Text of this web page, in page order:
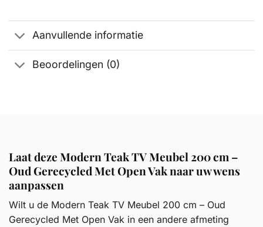
Aanvullende informatie
Beoordelingen (0)
Laat deze Modern Teak TV Meubel 200 cm –
Oud Gerecycled Met Open Vak naar uw wens
aanpassen
Wilt u de Modern Teak TV Meubel 200 cm – Oud
Gerecycled Met Open Vak in een andere afmeting